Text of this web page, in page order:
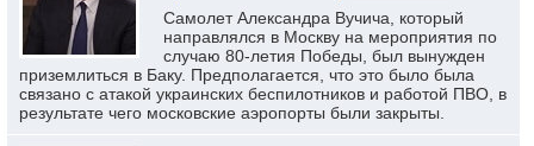
Самолет Александра Вучича, который
направлялся в Москву на мероприятия по
случаю 80-летия Победы, был вынужден
приземлиться в Баку. Предполагается, что это было была
связано с атакой украинских беспилотников и работой ПВО, в
результате чего московские аэропорты были закрыты.